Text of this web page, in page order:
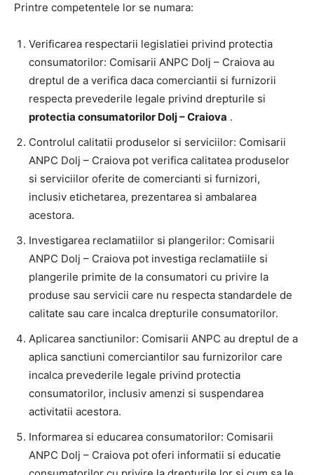
Printre competentele lor se numara:
Verificarea respectarii legislatiei privind protectia
consumatorilor: Comisarii ANPC Dolj – Craiova au
dreptul de a verifica daca comerciantii si furnizorii
respecta prevederile legale privind drepturile si
protectia consumatorilor Dolj – Craiova .
Controlul calitatii produselor si serviciilor: Comisarii
ANPC Dolj – Craiova pot verifica calitatea produselor
si serviciilor oferite de comercianti si furnizori,
inclusiv etichetarea, prezentarea si ambalarea
acestora.
Investigarea reclamatiilor si plangerilor: Comisarii
ANPC Dolj – Craiova pot investiga reclamatiile si
plangerile primite de la consumatori cu privire la
produse sau servicii care nu respecta standardele de
calitate sau care incalca drepturile consumatorilor.
Aplicarea sanctiunilor: Comisarii ANPC au dreptul de a
aplica sanctiuni comerciantilor sau furnizorilor care
incalca prevederile legale privind protectia
consumatorilor, inclusiv amenzi si suspendarea
activitatii acestora.
Informarea si educarea consumatorilor: Comisarii
ANPC Dolj – Craiova pot oferi informatii si educatie